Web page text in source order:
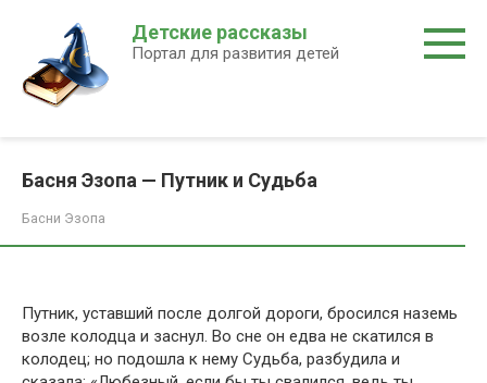
контенту
Детские рассказы
Портал для развития детей
Басня Эзопа — Путник и Судьба
Басни Эзопа
Путник, уставший после долгой дороги, бросился наземь
возле колодца и заснул. Во сне он едва не скатился в
колодец; но подошла к нему Судьба, разбудила и